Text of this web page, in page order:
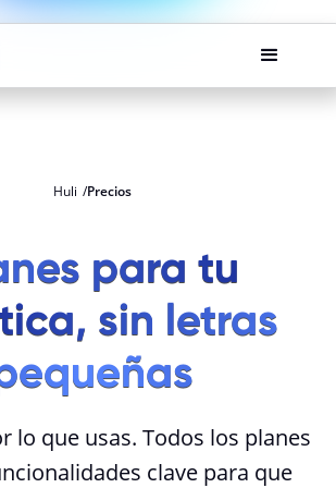
Huli Precios
para tu
sin letras
lo que usas. Todos los planes
clave para que